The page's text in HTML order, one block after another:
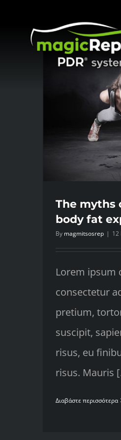
περιεχόμενο
The myths
body fat
By magmitsosrep | 12
Lorem ipsum
consectetur
pretium,
suscipit,
risus, eu
risus. Mauris
Διαβάστε περισσότερα